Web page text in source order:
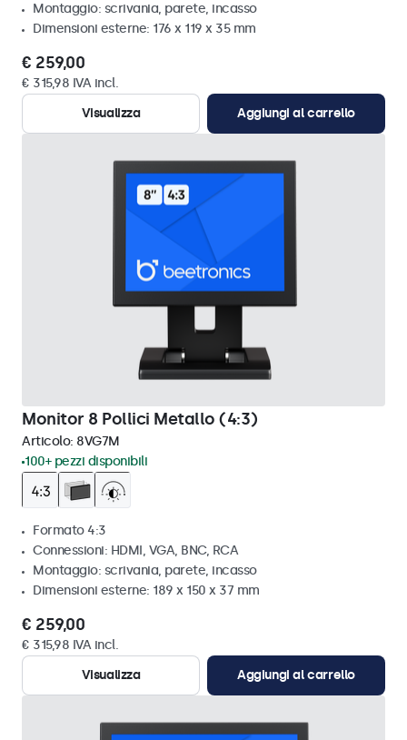
Montaggio: scrivania, parete, incasso
Dimensioni esterne: 176 x 119 x 35 mm
€ 259,00
€ 315,98 IVA incl.
Visualizza
Aggiungi al carrello
Monitor 8 Pollici Metallo (4:3)
Articolo: 8VG7M
100+ pezzi disponibili
Formato 4:3
Connessioni: HDMI, VGA, BNC, RCA
Montaggio: scrivania, parete, incasso
Dimensioni esterne: 189 x 150 x 37 mm
€ 259,00
€ 315,98 IVA incl.
Visualizza
Aggiungi al carrello